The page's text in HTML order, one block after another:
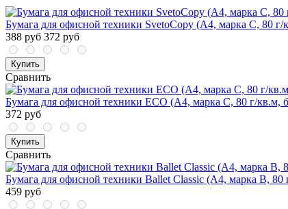
Бумага для офисной техники SvetoCopy (A4, марка C, 80 г/
388 руб 372 руб
Купить
Сравнить
Бумага для офисной техники ECO (А4, марка С, 80 г/кв.м,
372 руб
Купить
Сравнить
Бумага для офисной техники Ballet Classic (А4, марка B, 80
459 руб